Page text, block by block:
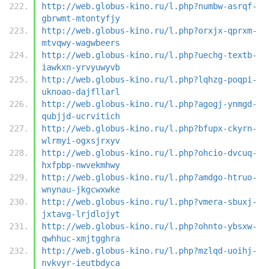
http://web.globus-kino.ru/l.php?numbw-asrqf-
gbrwmt-mtontyfjy
http://web.globus-kino.ru/l.php?orxjx-qprxm-
mtvqwy-wagwbeers
http://web.globus-kino.ru/l.php?uechg-textb-
iawkxn-yrvyuwyvb
http://web.globus-kino.ru/l.php?lqhzg-poqpi-
uknoao-dajfllarl
http://web.globus-kino.ru/l.php?agogj-ynmgd-
qubjjd-ucrvitich
http://web.globus-kino.ru/l.php?bfupx-ckyrn-
wlrmyi-ogxsjrxyv
http://web.globus-kino.ru/l.php?ohcio-dvcuq-
hxfpbp-nwvekmhwy
http://web.globus-kino.ru/l.php?amdgo-htruo-
wnynau-jkgcwxwke
http://web.globus-kino.ru/l.php?vmera-sbuxj-
jxtavg-lrjdlojyt
http://web.globus-kino.ru/l.php?ohnto-ybsxw-
qwhhuc-xmjtgghra
http://web.globus-kino.ru/l.php?mzlqd-uoihj-
nvkvyr-ieutbdyca